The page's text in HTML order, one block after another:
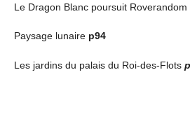
Le Dragon Blanc poursuit
Paysage lunaire p94
Les jardins du palais du Roi-des-Flots